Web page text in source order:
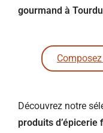
gourmand à
Découvrez notre
produits